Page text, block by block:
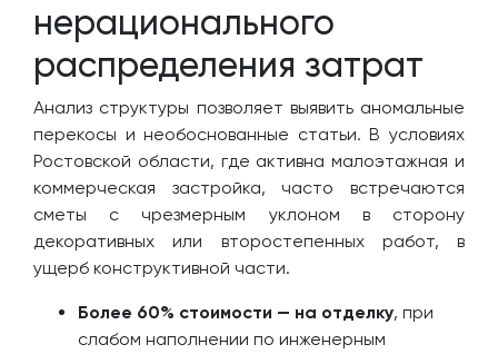
нерационального
распределения затрат
Анализ структуры позволяет выявить аномальные
перекосы и необоснованные статьи. В условиях
Ростовской области, где активна малоэтажная и
коммерческая застройка, часто встречаются
сметы с чрезмерным уклоном в сторону
декоративных или второстепенных работ, в
ущерб конструктивной части.
Более 60% стоимости — на отделку, при
слабом наполнении по инженерным